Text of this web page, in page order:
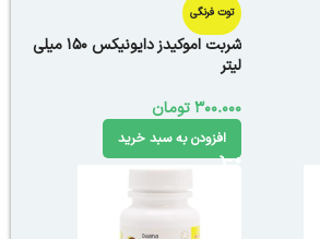
توت فرنگی
شربت اموکیدز دایونیکس 150 میلی
لیتر
300.000تومان
افزودن به سبد خرید